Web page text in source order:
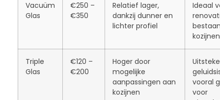
Vacuüm
Glas
€250 –
€350
Relatief lager,
dankzij dunner en
lichter profiel
Ideaal
kozijnen
Triple
Glas
€120 –
€200
Hoger door
mogelijke
aanpassingen aan
kozijnen
vooral
voor